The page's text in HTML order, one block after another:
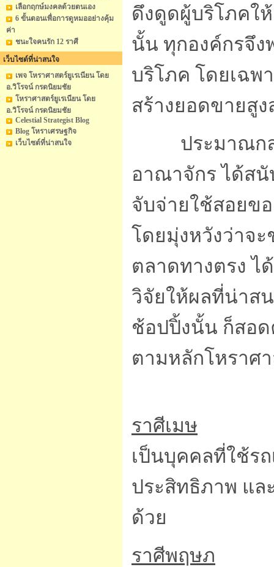
เลือกฤกษ์มงคลด้วยตนเอง
6 ขั้นตอนเพื่อการดูหมออย่างคุ้ม
ค่า
ชนะใจคนรัก 12 ราศี
เว็บไซต์ที่น่าสนใจ
เพจ โหราศาสตร์ยูเรเนียน โดย
อ.วิโรจน์ กรดนิยมชัย
โหราศาสตร์ยูเรเนียน โดย
อ.วิโรจน์ กรดนิยมชัย
Celestial Strategist Blog
Blog โหราเศรษฐกิจ
เว็บไซต์ที่น่าสนใจ
ดึงดูดผู้บริโภคใ
นั้น ทุกองค์กรจึง
บริโภค โดยเฉพ
สร้างยอดขายสู
ประมาณกลาง
อาณาจักร ได้สนั
จับจ่ายใช้สอยขอ
โดยมุ่งหวังว่าจ
ตลาดทางตรง ไ
วิจัยให้ผลที่น่าส
ช้อปปิ้งนั้น ก็สอ
ตามหลักโหราศ
ราศีเมษ
เป็นบุคคลที่ใช้รถ
ประสิทธิภาพ แล
ด้วย
ราศีพฤษภ